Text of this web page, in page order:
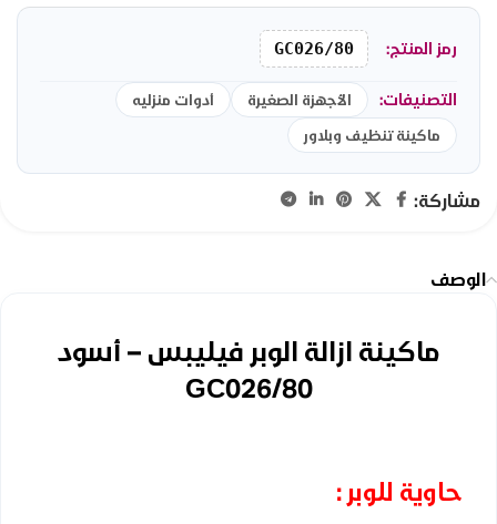
رمز المنتج: GC026/80
التصنيفات: الأجهزة الصغيرة
أدوات منزليه
ماكينة تنظيف وبلاور
مشاركة:
الوصف
ماكينة ازالة الوبر فيليبس – أسود
GC026/80
حاوية للوبر :